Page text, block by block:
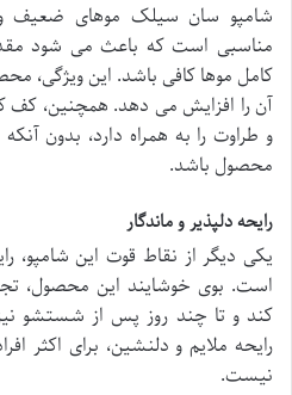
شامپو سان سیلک موهای ضعیف
مناسبی است که باعث می شود
کامل موها کافی باشد. این ویژگی،
آن را افزایش می دهد. همچنین،
و طراوت را به همراه دارد، بدون
محصول باشد.
رایحه دلپذیر و ماندگار
یکی دیگر از نقاط قوت این شامپو،
است. بوی خوشایند این محصول،
کند و تا چند روز پس از شستشو
رایحه ملایم و دلنشین، برای اکثر
نیست.